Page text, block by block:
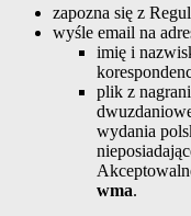
zapozna się z
wyśle email na
imię i
plik z
wydania
wma.